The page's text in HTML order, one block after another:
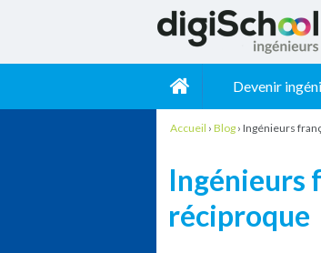
Devenir
Accueil ›Blog ›Ingénieurs
Ingénieurs
réciproque